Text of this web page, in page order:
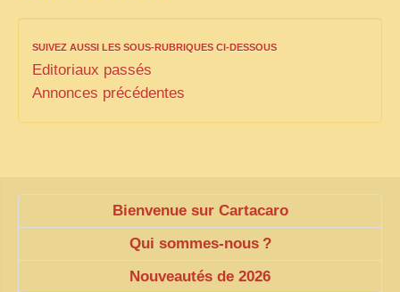
FRONTIÈRE
1908, RÉVOLTE
SUIVEZ AUSSI LES SOUS-RUBRIQUES CI-DESSOUS
Editoriaux passés
Annonces précédentes
Bienvenue sur Cartacaro
Qui sommes-nous ?
Nouveautés de 2026